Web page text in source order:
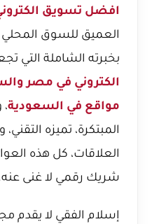
افضل تسويق
العميق للسوق المحلي
بخبرته الشاملة التي
الكتروني في مصر
مواقع في السعودية
المبتكرة، تميزه
العلاقات، كل هذه
شريك رقمي لا غنى
إسلام الفقي لا يقدم